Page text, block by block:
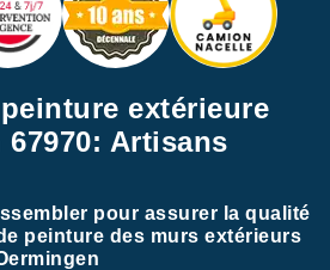
extérieure
67970: Artisans
pour assurer la qualité
peinture des murs extérieurs